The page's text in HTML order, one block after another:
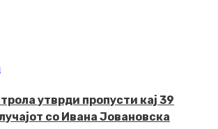
утврди пропусти кај 39
со Ивана Јовановска